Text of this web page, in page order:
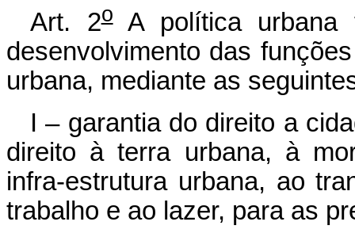
Art. 2oA política urbana
desenvolvimento das
urbana, mediante as
I – garantia do direito a
direito à terra urbana, à
infra-estrutura urbana, ao
trabalho e ao lazer, para as